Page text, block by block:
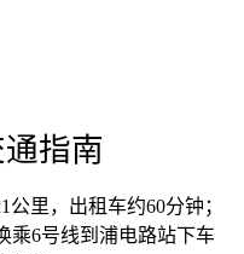
指南
公里，出租车约60分钟；
乘6号线到浦电路站下车